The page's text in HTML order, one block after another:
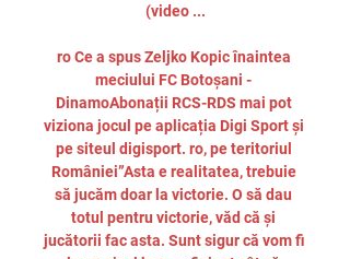
(video ...
ro Ce a spus Zeljko Kopic înaintea
meciului FC Botoșani -
DinamoAbonații RCS-RDS mai pot
viziona jocul pe aplicația Digi Sport și
pe siteul digisport. ro, pe teritoriul
României”Asta e realitatea, trebuie
să jucăm doar la victorie. O să dau
totul pentru victorie, văd că și
jucătorii fac asta. Sunt sigur că vom fi